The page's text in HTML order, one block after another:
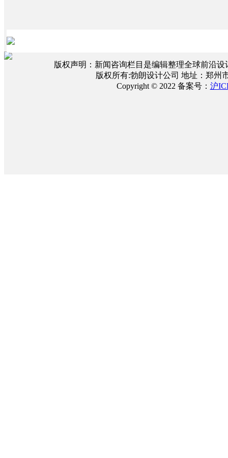
版权声明：新闻咨询栏目是编辑整理全球前沿
版权所有:勃朗设计公司 地址：郑州
Copyright © 2022 备案号： 沪